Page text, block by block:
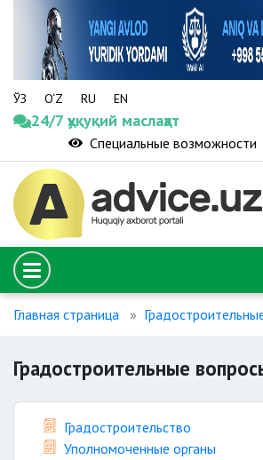
ЎЗ O‘Z RU EN
24/7 ҳуқуқий маслаҳат
Специальные возможности
Главная страница
Градостроительные
Градостроительство
Уполномоченные органы